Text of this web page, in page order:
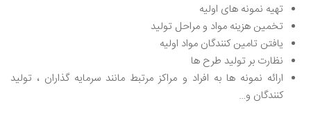
تهیه نمونه های اولیه
تخمین هزینه مواد و مراحل تولید
یافتن تامین کنندگان مواد اولیه
نظارت بر تولید طرح ها
ارائه نمونه ها به افراد و مراکز مرتبط مانند سرمایه گذاران ، تولید
کنندگان و…